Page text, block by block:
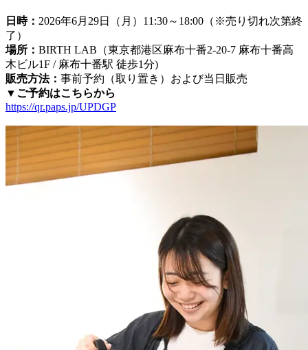
日時： 2026年6月29日（月）11:30～18:00（※売り切れ次第終
了）
場所： BIRTH LAB（東京都港区麻布十番2-20-7 麻布十番高
木ビル1F / 麻布十番駅 徒歩1分)
販売方法： 事前予約（取り置き）および当日販売
▼ご予約はこちらから
https://qr.paps.jp/UPDGP